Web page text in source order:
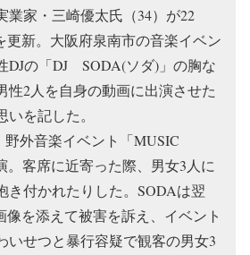
業家・三崎優太氏（34）が22
更新。大阪府泉南市の音楽イベン
DJの「DJ SODA(ソダ)」の胸な
性2人を自身の動画に出演させた
を記した。
野外音楽イベント「MUSIC
。客席に近寄った際、男女3人に
き付かれたりした。SODAは翌
像を添えて被害を訴え、イベント
いせつと暴行容疑で観客の男女3